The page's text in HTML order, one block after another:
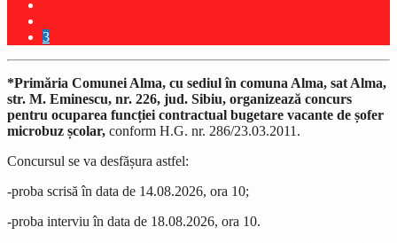
3
*Primăria Comunei Alma, cu sediul în comuna Alma, sat Alma,
str. M. Eminescu, nr. 226, jud. Sibiu, organizează concurs
pentru ocuparea funcției contractual bugetare vacante de șofer
microbuz școlar, conform H.G. nr. 286/23.03.2011.
Concursul se va desfășura astfel:
-proba scrisă în data de 14.08.2026, ora 10;
-proba interviu în data de 18.08.2026, ora 10.